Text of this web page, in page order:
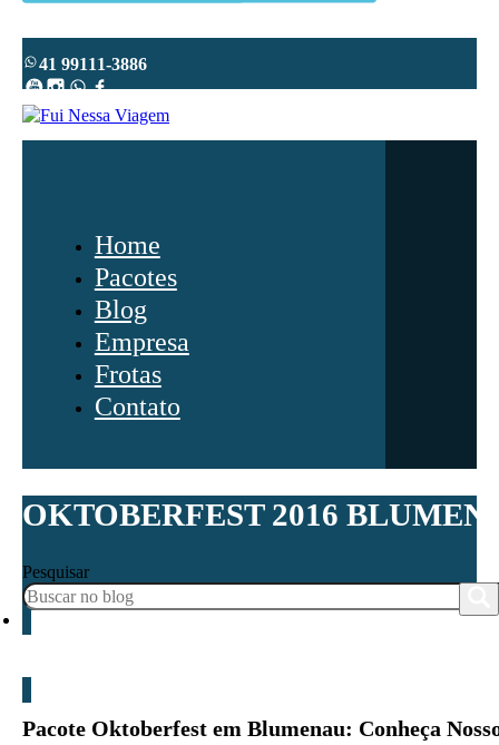
41 99111-3886
Youtube
Instagram
WhatsApp
Facebook
Home
Pacotes
Blog
Empresa
Frotas
Contato
OKTOBERFEST 2016
Pesquisar
Pacote Oktoberfest em Blumenau: Conheça